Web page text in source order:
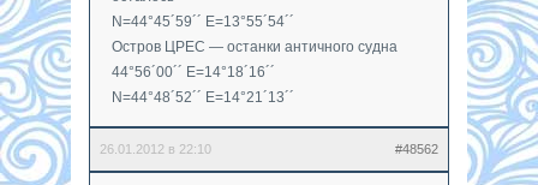
N=44°45´59´´ E=13°55´54´´
Остров ЦРЕС — останки античного судна
44°56´00´´ E=14°18´16´´
N=44°48´52´´ E=14°21´13´´
26.01.2012 в 22:10 #48562